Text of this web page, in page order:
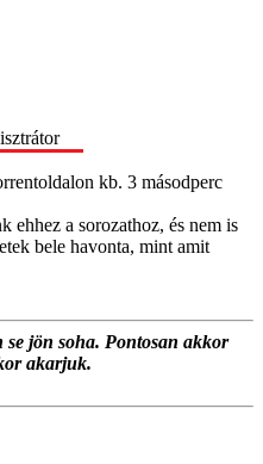
kb. 3 másodperc
a sorozathoz, és nem is
bele havonta, mint amit
jön soha. Pontosan akkor
akarjuk.